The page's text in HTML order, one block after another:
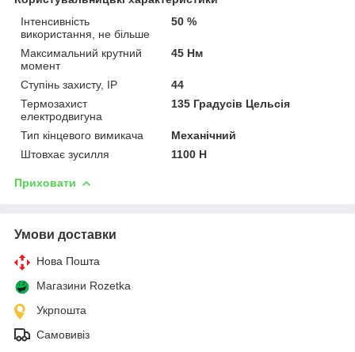
Інтенсивність
використання, не більше
50 %
Максимальний крутний
момент
45 Нм
Ступінь захисту, IP
44
Термозахист
електродвигуна
135 Градусів Цельсія
Тип кінцевого вимикача
Механічний
Штовхає зусилля
1100 Н
Приховати
Умови доставки
Нова Пошта
Магазини Rozetka
Укрпошта
Самовивіз